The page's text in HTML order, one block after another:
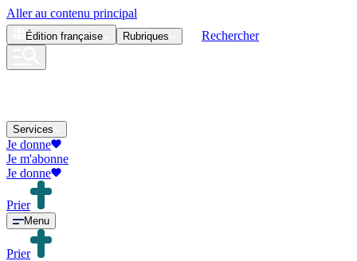
Aller au contenu principal
Édition française Rubriques Rechercher
Services
Je donne
Je m'abonne
Je donne
Prier
Menu
Prier